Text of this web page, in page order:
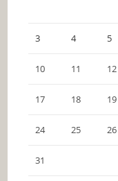
3 4 5
10 11 12
17 18 19
24 25 26
31